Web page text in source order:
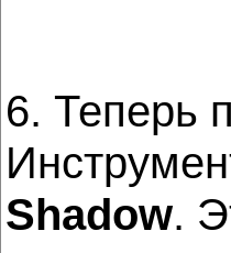
6. Теперь
Shadow.